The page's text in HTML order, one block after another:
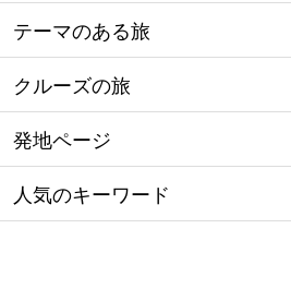
テーマのある旅
クルーズの旅
発地ページ
人気のキーワード